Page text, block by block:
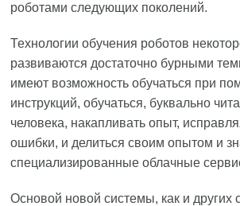
роботами следующих поколений.
Технологии обучения роботов
развиваются достаточно бурными
имеют возможность обучаться при
инструкций, обучаться, буквально
человека, накапливать опыт,
ошибки, и делиться своим опытом и
специализированные облачные
Основой новой системы, как и других